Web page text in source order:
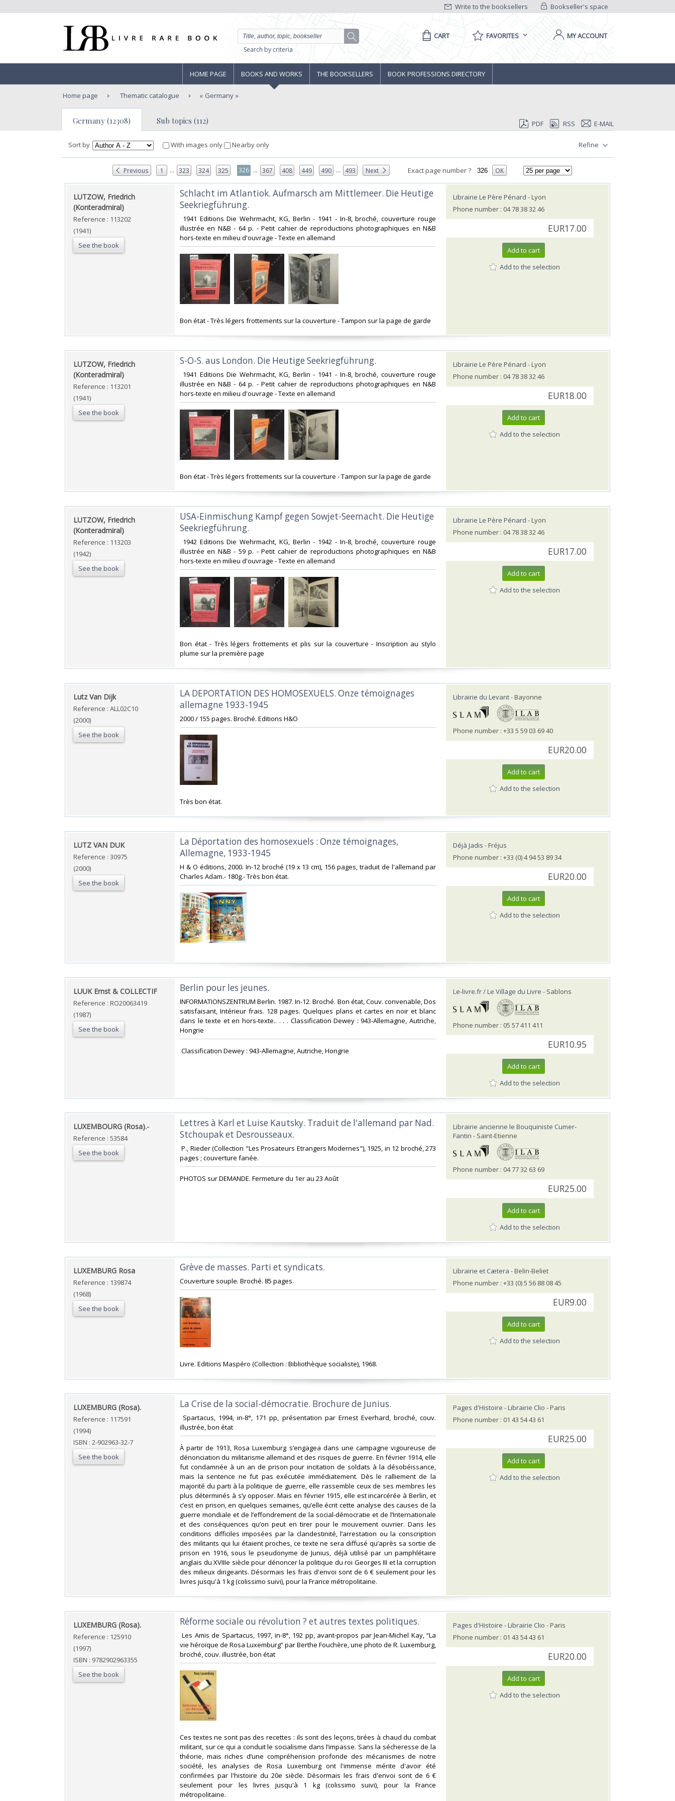
Bookseller's space
Write to the booksellers
Search by criteria
CART FAVORITES MY ACCOUNT
HOME PAGE BOOKS AND WORKS THE BOOKSELLERS BOOK PROFESSIONS DIRECTORY
Home page Thematic catalogue Germany
Germany (12308) Sub topics (112) PDF RSS E-MAIL
Sort by With images only Nearby only Refine
Previous 1 ... 323 324 325 326 ... 367 408 449 490 ... 493 Next Exact page number ? OK
‎LUTZOW, Friedrich
(Konteradmiral)‎
Reference : 113202
(1941)
See the book
‎Schlacht im Atlantiok. Aufmarsch am Mittlemeer. Die Heutige
Seekriegführung.‎
‎ 1941 Editions Die Wehrmacht, KG, Berlin - 1941 - In-8, broché, couverture rouge
illustrée en N&B - 64 p. - Petit cahier de reproductions photographiques en N&B
hors-texte en milieu d'ouvrage - Texte en allemand‎
‎Bon état - Très légers frottements sur la couverture - Tampon sur la page de garde ‎
Librairie Le Père Pénard - Lyon
Phone number : 04 78 38 32 46
EUR17.00
Add to cart
Add to the selection
‎LUTZOW, Friedrich
(Konteradmiral)‎
Reference : 113201
(1941)
See the book
‎S-O-S. aus London. Die Heutige Seekriegführung.‎
‎ 1941 Editions Die Wehrmacht, KG, Berlin - 1941 - In-8, broché, couverture rouge
illustrée en N&B - 64 p. - Petit cahier de reproductions photographiques en N&B
hors-texte en milieu d'ouvrage - Texte en allemand‎
‎Bon état - Très légers frottements sur la couverture - Tampon sur la page de garde ‎
Librairie Le Père Pénard - Lyon
Phone number : 04 78 38 32 46
EUR18.00
Add to cart
Add to the selection
‎LUTZOW, Friedrich
(Konteradmiral)‎
Reference : 113203
(1942)
See the book
‎USA-Einmischung Kampf gegen Sowjet-Seemacht. Die Heutige
Seekriegführung.‎
‎ 1942 Editions Die Wehrmacht, KG, Berlin - 1942 - In-8, broché, couverture rouge
illustrée en N&B - 59 p. - Petit cahier de reproductions photographiques en N&B
hors-texte en milieu d'ouvrage - Texte en allemand‎
‎Bon état - Très légers frottements et plis sur la couverture - Inscription au stylo
plume sur la première page ‎
Librairie Le Père Pénard - Lyon
Phone number : 04 78 38 32 46
EUR17.00
Add to cart
Add to the selection
‎Lutz Van Dijk‎
Reference : ALL02C10
(2000)
See the book
‎LA DEPORTATION DES HOMOSEXUELS. Onze témoignages
allemagne 1933-1945‎
‎2000 / 155 pages. Broché. Editions H&O‎
‎Très bon état.‎
Librairie du Levant- Bayonne
Phone number : +33 5 59 03 69 40
EUR20.00
Add to cart
Add to the selection
‎LUTZ VAN DUK‎
Reference : 30975
(2000)
See the book
‎La Déportation des homosexuels : Onze témoignages,
Allemagne, 1933-1945‎
‎H & O éditions, 2000. In-12 broché (19 x 13 cm), 156 pages, traduit de l'allemand par
Charles Adam.- 180g.- Très bon état.‎
Déjà Jadis - Fréjus
Phone number : +33 (0) 4 94 53 89 34
EUR20.00
Add to cart
Add to the selection
‎LUUK Ernst & COLLECTIF‎
Reference : RO20063419
(1987)
See the book
‎Berlin pour les jeunes.‎
‎INFORMATIONSZENTRUM Berlin. 1987. In-12. Broché. Bon état, Couv. convenable, Dos
satisfaisant, Intérieur frais. 128 pages. Quelques plans et cartes en noir et blanc
dans le texte et en hors-texte.. . . . Classification Dewey : 943-Allemagne, Autriche,
Hongrie‎
‎ Classification Dewey : 943-Allemagne, Autriche, Hongrie‎
Le-livre.fr / Le Village du Livre - Sablons
Phone number : 05 57 411 411
EUR10.95
Add to cart
Add to the selection
‎LUXEMBOURG (Rosa).-‎
Reference : 53584
See the book
‎Lettres à Karl et Luise Kautsky. Traduit de l'allemand par Nad.
Stchoupak et Desrousseaux.‎
‎ P., Rieder (Collection "Les Prosateurs Etrangers Modernes"), 1925, in 12 broché, 273
pages ; couverture fanée. ‎
‎PHOTOS sur DEMANDE. Fermeture du 1er au 23 Août‎
Librairie ancienne le Bouquiniste Cumer-
Fantin - Saint-Etienne
Phone number : 04 77 32 63 69
EUR25.00
Add to cart
Add to the selection
‎LUXEMBURG Rosa ‎
Reference : 139874
(1968)
See the book
‎Grève de masses. Parti et syndicats.‎
‎Couverture souple. Broché. 85 pages.‎
‎Livre. Editions Maspéro (Collection : Bibliothèque socialiste), 1968.‎
Librairie et Cætera - Belin-Beliet
Phone number : +33 (0) 5 56 88 08 45
EUR9.00
Add to cart
Add to the selection
‎LUXEMBURG (Rosa).‎
Reference : 117591
(1994)
ISBN : 2-902963-32-7
See the book
‎La Crise de la social-démocratie. Brochure de Junius.‎
‎ Spartacus, 1994, in-8°, 171 pp, présentation par Ernest Everhard, broché, couv.
illustrée, bon état‎
‎À partir de 1913, Rosa Luxemburg s’engagea dans une campagne vigoureuse de
dénonciation du militarisme allemand et des risques de guerre. En février 1914, elle
fut condamnée à un an de prison pour incitation de soldats à la désobéissance,
mais la sentence ne fut pas exécutée immédiatement. Dès le ralliement de la
majorité du parti à la politique de guerre, elle rassemble ceux de ses membres les
plus déterminés à s’y opposer. Mais en février 1915, elle est incarcérée à Berlin, et
c’est en prison, en quelques semaines, qu’elle écrit cette analyse des causes de la
guerre mondiale et de l’effondrement de la social-démocratie et de l’Internationale
et des conséquences qu’on peut en tirer pour le mouvement ouvrier. Dans les
conditions difficiles imposées par la clandestinité, l’arrestation ou la conscription
des militants qui lui étaient proches, ce texte ne sera diffusé qu’après sa sortie de
prison en 1916, sous le pseudonyme de Junius, déjà utilisé par un pamphlétaire
anglais du XVIIIe siècle pour dénoncer la politique du roi Georges III et la corruption
des milieux dirigeants. Désormais les frais d'envoi sont de 6 € seulement pour les
livres jusqu'à 1 kg (colissimo suivi), pour la France métropolitaine.‎
Pages d'Histoire - Librairie Clio - Paris
Phone number : 01 43 54 43 61
EUR25.00
Add to cart
Add to the selection
‎LUXEMBURG (Rosa).‎
Reference : 125910
(1997)
ISBN : 9782902963355
See the book
‎Réforme sociale ou révolution ? et autres textes politiques.‎
‎ Les Amis de Spartacus, 1997, in-8°, 192 pp, avant-propos par Jean-Michel Kay, “La
vie héroïque de Rosa Luxemburg” par Berthe Fouchère, une photo de R. Luxemburg,
broché, couv. illustrée, bon état‎
‎Ces textes ne sont pas des recettes : ils sont des leçons, tirées à chaud du combat
militant, sur ce qui a conduit le socialisme dans l’impasse. Sans la sécheresse de la
théorie, mais riches d’une compréhension profonde des mécanismes de notre
société, les analyses de Rosa Luxemburg ont l'immense mérite d'avoir été
confirmées par l'histoire du 20e siècle. Désormais les frais d'envoi sont de 6 €
seulement pour les livres jusqu'à 1 kg (colissimo suivi), pour la France
métropolitaine.‎
Pages d'Histoire - Librairie Clio - Paris
Phone number : 01 43 54 43 61
EUR20.00
Add to cart
Add to the selection